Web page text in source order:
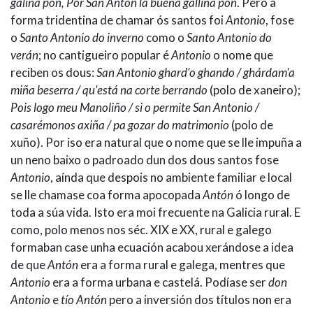
forma tridentina de chamar ós santos foiAntonio, fose
oSanto Antonio do inverno como oSanto Antonio do
verán; no cantigueiro popular éAntonio o nome que
reciben os dous:San Antonio ghard'o ghando / ghárdam'a
miña beserra / qu'está na corte berrando (polo de xaneiro);
Pois logo meu Manoliño / si o permite San Antonio /
casarémonos axiña / pa gozar do matrimonio (polo de
xuño). Por iso era natural que o nome que se lle impuña a
un neno baixo o padroado dun dos dous santos fose
Antonio, aínda que despois no ambiente familiar e local
se lle chamase coa forma apocopadaAntónó longo de
toda a súa vida. Isto era moi frecuente na Galicia rural. E
como, polo menos nos séc. XIX e XX, rural e galego
formaban case unha ecuación acabou xerándose a idea
de queAntónera a forma rural e galega, mentres que
Antonio era a forma urbana e castelá. Podíase serdon
Antonio etío Antónpero a inversión dos títulos non era